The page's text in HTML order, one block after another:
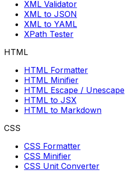
XML Validator
XML to JSON
XML to YAML
XPath Tester
HTML
HTML Formatter
HTML Minifier
HTML Escape / Unescape
HTML to JSX
HTML to Markdown
CSS
CSS Formatter
CSS Minifier
CSS Unit Converter